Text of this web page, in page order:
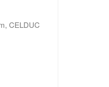
CELDUC